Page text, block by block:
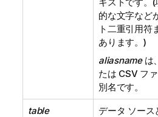
的な文字など
ト二重引用符
あります。)
aliasnameは
たは CSVファ
別名です。
table
データ ソース